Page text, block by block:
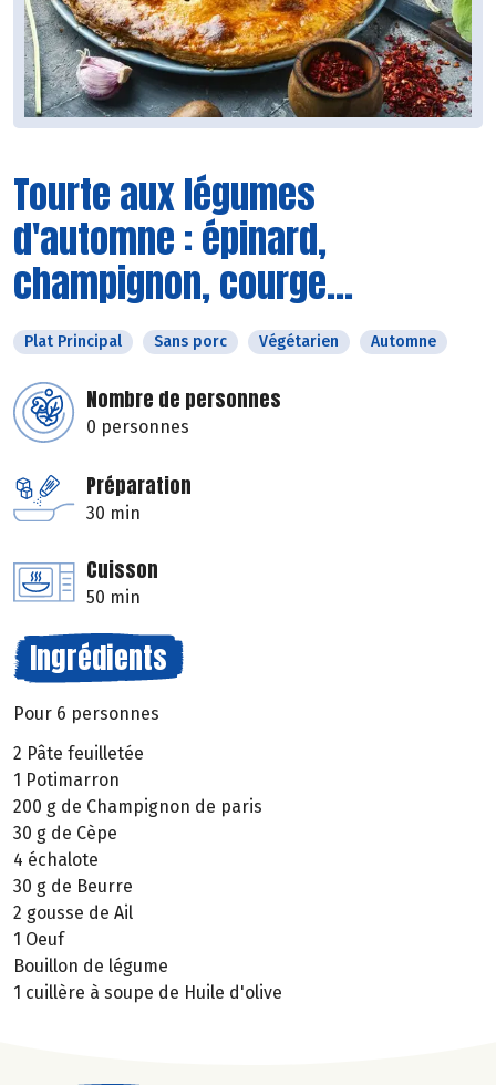
Tourte aux légumes
d'automne : épinard,
champignon, courge...
Plat Principal Sans porc Végétarien Automne
Nombre de personnes
0 personnes
Préparation
30 min
Cuisson
50 min
Ingrédients
Pour 6 personnes
2 Pâte feuilletée
1 Potimarron
200 g de Champignon de paris
30 g de Cèpe
4 échalote
30 g de Beurre
2 gousse de Ail
1 Oeuf
Bouillon de légume
1 cuillère à soupe de Huile d'olive